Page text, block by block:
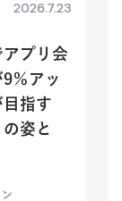
2026.7.23
プリ会
％アッ
指す
姿と
ン